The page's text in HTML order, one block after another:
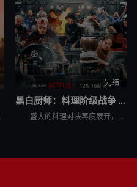
细胞再生真人秀。
完结
黑白厨师：料理阶级战争 第二季
盛大的料理对决再度展开，新一批“黑汤匙”厨师迎战实力坚强的“白汤匙”主厨。谁能在火热竞赛中脱颖而出？谁会黯然退场？